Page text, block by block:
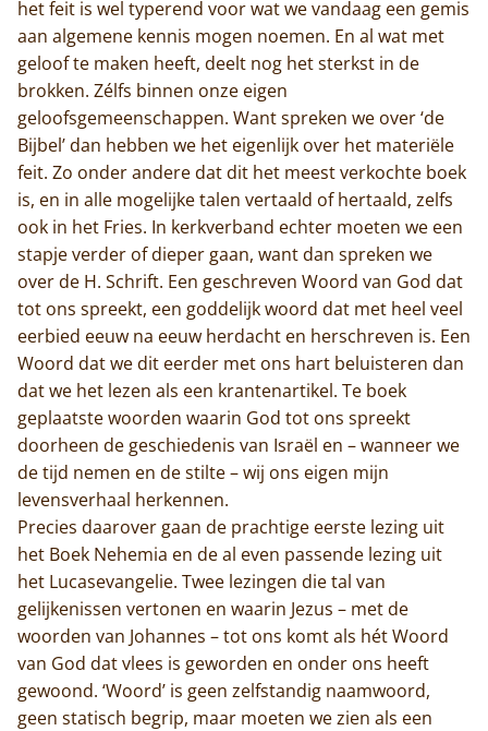
het feit is wel typerend voor wat we vandaag een gemis
aan algemene kennis mogen noemen. En al wat met
geloof te maken heeft, deelt nog het sterkst in de
brokken. Zélfs binnen onze eigen
geloofsgemeenschappen. Want spreken we over ‘de
Bijbel’ dan hebben we het eigenlijk over het materiële
feit. Zo onder andere dat dit het meest verkochte boek
is, en in alle mogelijke talen vertaald of hertaald, zelfs
ook in het Fries. In kerkverband echter moeten we een
stapje verder of dieper gaan, want dan spreken we
over de H. Schrift. Een geschreven Woord van God dat
tot ons spreekt, een goddelijk woord dat met heel veel
eerbied eeuw na eeuw herdacht en herschreven is. Een
Woord dat we dit eerder met ons hart beluisteren dan
dat we het lezen als een krantenartikel. Te boek
geplaatste woorden waarin God tot ons spreekt
doorheen de geschiedenis van Israël en – wanneer we
de tijd nemen en de stilte – wij ons eigen mijn
levensverhaal herkennen.
Precies daarover gaan de prachtige eerste lezing uit
het Boek Nehemia en de al even passende lezing uit
het Lucasevangelie. Twee lezingen die tal van
gelijkenissen vertonen en waarin Jezus – met de
woorden van Johannes – tot ons komt als hét Woord
van God dat vlees is geworden en onder ons heeft
gewoond. ‘Woord’ is geen zelfstandig naamwoord,
geen statisch begrip, maar moeten we zien als een